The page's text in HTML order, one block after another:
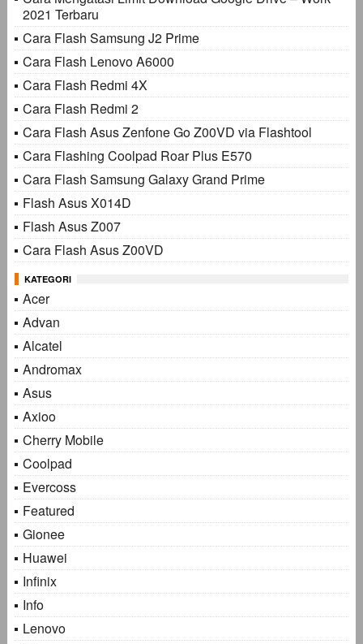
2021 Terbaru
Cara Flash Samsung J2 Prime
Cara Flash Lenovo A6000
Cara Flash Redmi 4X
Cara Flash Redmi 2
Cara Flash Asus Zenfone Go Z00VD via Flashtool
Cara Flashing Coolpad Roar Plus E570
Cara Flash Samsung Galaxy Grand Prime
Flash Asus X014D
Flash Asus Z007
Cara Flash Asus Z00VD
KATEGORI
Acer
Advan
Alcatel
Andromax
Asus
Axioo
Cherry Mobile
Coolpad
Evercoss
Featured
Gionee
Huawei
Infinix
Info
Lenovo